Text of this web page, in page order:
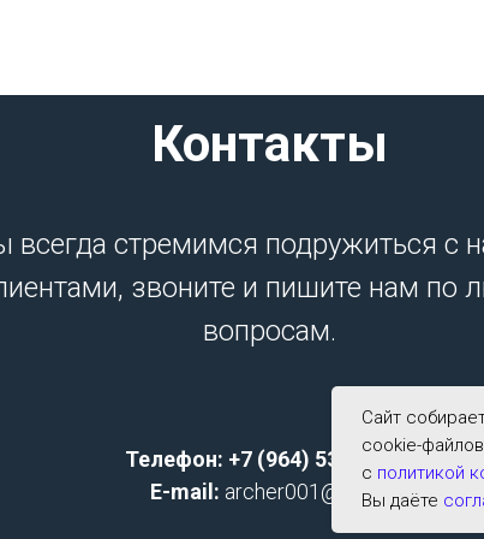
Контакты
всегда стремимся подружиться с
звоните и пишите нам по
вопросам.
Телефон: +7 (964) 533-2591;
E-mail: archer001@list.ru
Сайт
cookie-
с политикой
Вы даёте